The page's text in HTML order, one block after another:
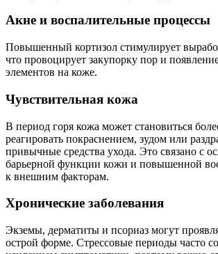
Акне и воспалительные процессы
Повышенный кортизол стимулирует
что провоцирует закупорку пор и
элементов на коже.
Чувствительная кожа
В период горя кожа может становиться
реагировать покраснением, зудом или
привычные средства ухода. Это связано с
барьерной функции кожи и повышенной
к внешним факторам.
Хронические заболевания
Экземы, дерматиты и псориаз могут
острой форме. Стрессовые периоды часто